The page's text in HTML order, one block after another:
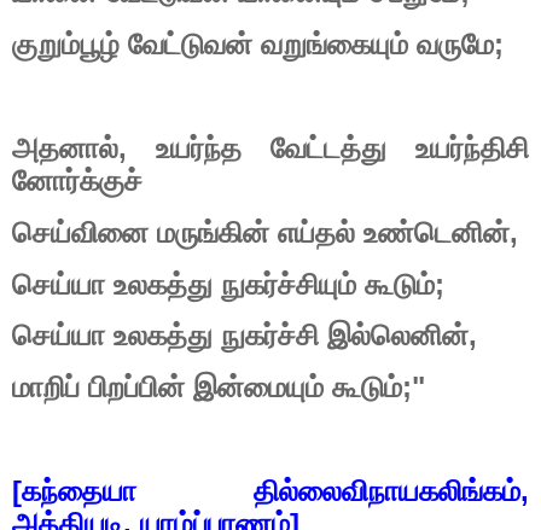
குறும்பூழ் வேட்டுவன் வறுங்கையும் வருமே;
அதனால், உயர்ந்த வேட்டத்து
உயர்ந்திசி
னோர்க்குச்
செய்வினை மருங்கின் எய்தல் உண்டெனின்,
செய்யா உலகத்து நுகர்ச்சியும் கூடும்;
செய்யா உலகத்து நுகர்ச்சி இல்லெனின்,
மாறிப் பிறப்பின் இன்மையும் கூடும்;"
[கந்தையா தில்லைவிநாயகலிங்கம்,
அத்தியடி, யாழ்ப்பாணம்]